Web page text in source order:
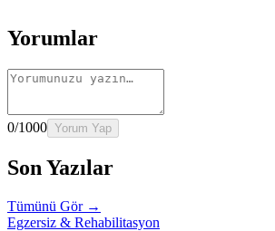
Yorumlar
0/1000 Yorum Yap
Son Yazılar
Tümünü Gör →
Egzersiz & Rehabilitasyon